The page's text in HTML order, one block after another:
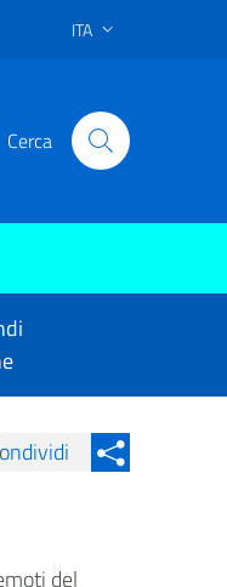
ITA
Cerca
su LinkedIn
del